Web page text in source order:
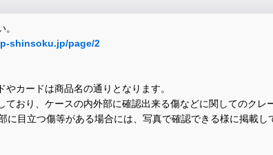
shinsoku.jp/page/2
カードは商品名の通りとなります。
おり、ケースの内外部に確認出来る傷などに関してのク
目立つ傷等がある場合には、写真で確認できる様に掲載